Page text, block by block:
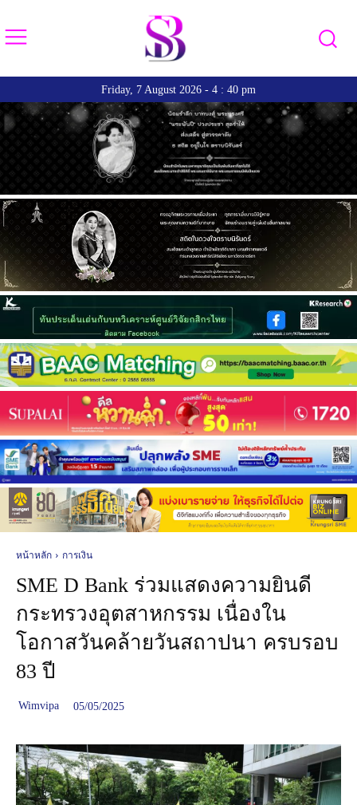
Friday, 7 August 2026 - 4 : 40 pm
หน้าหลัก การเงิน
SME D Bank ร่วมแสดงความยินดี
กระทรวงอุตสาหกรรม เนื่องใน
โอกาสวันคล้ายวันสถาปนา ครบรอบ
83 ปี
Wimvipa 05/05/2025